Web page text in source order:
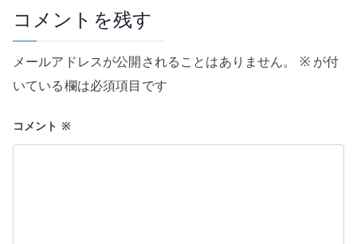
ー
シ
ョ
ン
コメントを残す
メールアドレスが公開されることはありません。 ※が付
いている欄は必須項目です
コメント ※